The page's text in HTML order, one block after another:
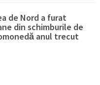
de Nord a furat
din schimburile de
anul trecut